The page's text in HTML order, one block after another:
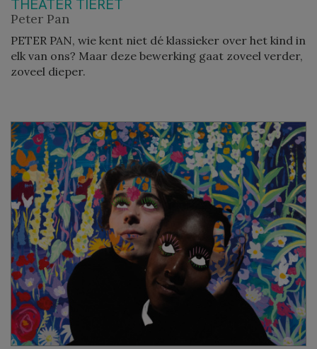
THEATER TIERET
Peter Pan
PETER PAN, wie kent niet dé klassieker over het kind in
elk van ons? Maar deze bewerking gaat zoveel verder,
zoveel dieper.